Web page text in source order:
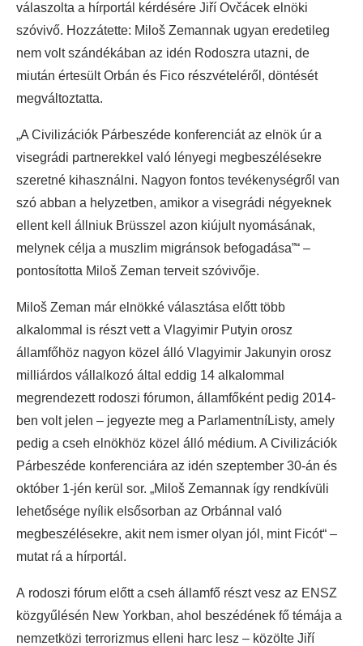
válaszolta a hírportál kérdésére Jiří Ovčácek elnöki
szóvivő. Hozzátette: Miloš Zemannak ugyan eredetileg
nem volt szándékában az idén Rodoszra utazni, de
miután értesült Orbán és Fico részvételéről, döntését
megváltoztatta.
„A Civilizációk Párbeszéde konferenciát az elnök úr a
visegrádi partnerekkel való lényegi megbeszélésekre
szeretné kihasználni. Nagyon fontos tevékenységről van
szó abban a helyzetben, amikor a visegrádi négyeknek
ellent kell állniuk Brüsszel azon kiújult nyomásának,
melynek célja a muszlim migránsok befogadása”“ –
pontosította Miloš Zeman terveit szóvivője.
Miloš Zeman már elnökké választása előtt több
alkalommal is részt vett a Vlagyimir Putyin orosz
államfőhöz nagyon közel álló Vlagyimir Jakunyin orosz
milliárdos vállalkozó által eddig 14 alkalommal
megrendezett rodoszi fórumon, államfőként pedig 2014-
ben volt jelen – jegyezte meg a ParlamentníListy, amely
pedig a cseh elnökhöz közel álló médium. A Civilizációk
Párbeszéde konferenciára az idén szeptember 30-án és
október 1-jén kerül sor. „Miloš Zemannak így rendkívüli
lehetősége nyílik elsősorban az Orbánnal való
megbeszélésekre, akit nem ismer olyan jól, mint Ficót“ –
mutat rá a hírportál.
A rodoszi fórum előtt a cseh államfő részt vesz az ENSZ
közgyűlésén New Yorkban, ahol beszédének fő témája a
nemzetközi terrorizmus elleni harc lesz – közölte Jiří